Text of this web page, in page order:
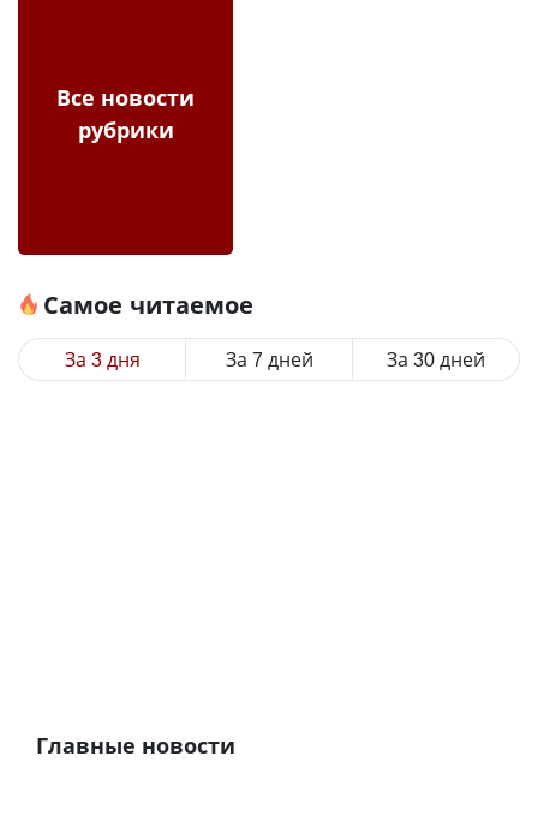
Все новости
рубрики
Самое читаемое
За 3 дня За 7 дней За 30 дней
Главные новости